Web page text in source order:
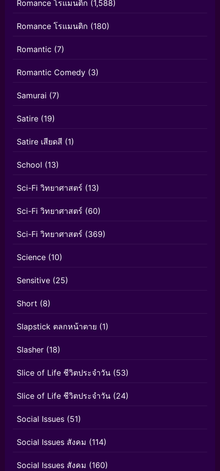
Romance โรแมนติก (1,588)
Romance โรแมนติก (180)
Romantic (7)
Romantic Comedy (3)
Samurai (7)
Satire (19)
Satire เสียดสี (1)
School (13)
Sci-Fi วิทยาศาสตร์ (13)
Sci-Fi วิทยาศาสตร์ (60)
Sci-Fi วิทยาศาสตร์ (369)
Science (10)
Sensitive (25)
Short (8)
Slapstick ตลกหน้าตาย (1)
Slasher (18)
Slice of Life ชีวิตประจำวัน (53)
Slice of Life ชีวิตประจำวัน (24)
Social Issues (51)
Social Issues สังคม (114)
Social Issues สังคม (160)